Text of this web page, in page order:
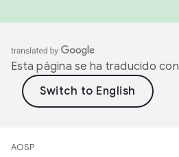
Esta página se ha traducido con
AOSP